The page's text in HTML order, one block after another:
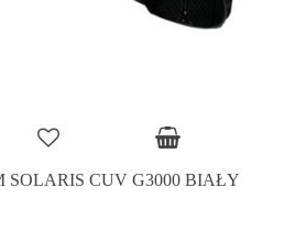
SOLARIS CUV G3000 BIAŁY